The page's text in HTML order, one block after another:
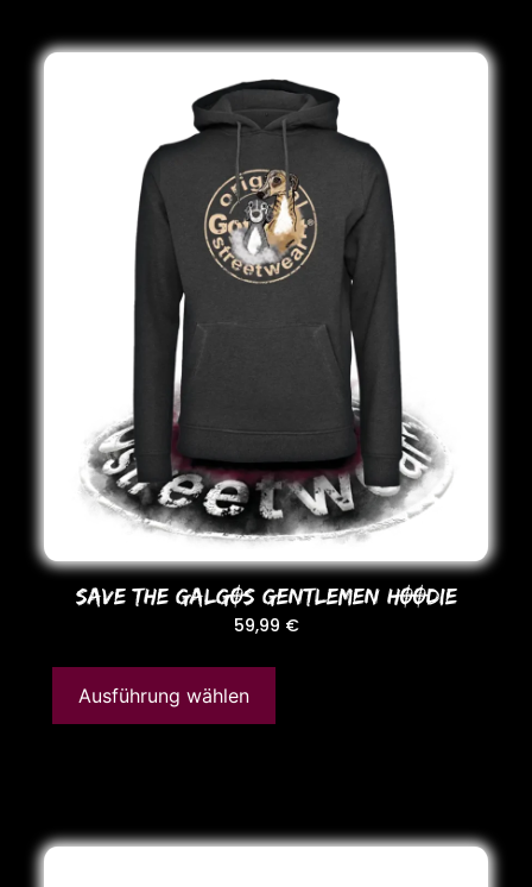
SAVE THE GALGOS GENTLEMEN HOODIE
59,99 €
Ausführung wählen